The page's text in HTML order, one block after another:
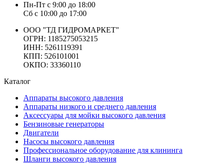
Пн-Пт с 9:00 до 18:00
Сб с 10:00 до 17:00
ООО "ТД ГИДРОМАРКЕТ"
ОГРН: 1185275053215
ИНН: 5261119391
КПП: 526101001
ОКПО: 33360110
Каталог
Аппараты высокого давления
Аппараты низкого и среднего давления
Аксессуары для мойки высокого давления
Бензиновые генераторы
Двигатели
Насосы высокого давления
Профессиональное оборудование для клининга
Шланги высокого давления